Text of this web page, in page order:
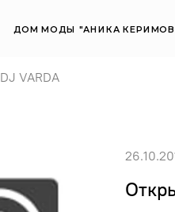
ДОМ МОДЫ "АНИКА
DJ VARDA